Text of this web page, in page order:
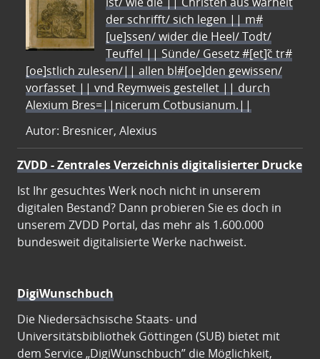
der schrifft/ sich legen || m#
[ue]ssen/ wider die Heel/ Todt/
Teuffel || Sünde/ Gesetz #[et]c̃ tr#
[oe]stlich zulesen/|| allen bl#[oe]den gewissen/
vorfasset || vnd Reymweis gestellet || durch
Alexium Bres=||nicerum Cotbusianum.||
Autor: Bresnicer, Alexius
ZVDD - Zentrales Verzeichnis digitalisierter Drucke
Ist Ihr gesuchtes Werk noch nicht in unserem
digitalen Bestand? Dann probieren Sie es doch in
unserem ZVDD Portal, das mehr als 1.600.000
bundesweit digitalisierte Werke nachweist.
DigiWunschbuch
Die Niedersächsische Staats- und
Universitätsbibliothek Göttingen (SUB) bietet mit
dem Service „DigiWunschbuch” die Möglichkeit,